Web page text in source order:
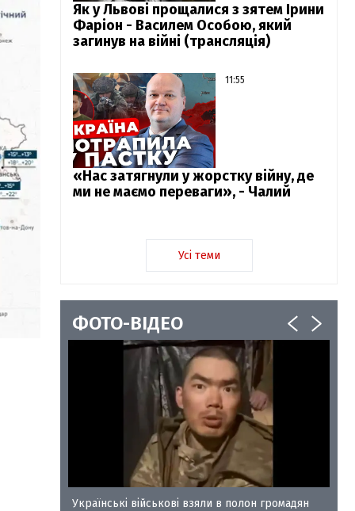
Як у Львові прощалися з зятем Ірини
Фаріон - Василем Особою, який
загинув на війні (трансляція)
11:55
«Нас затягнули у жорстку війну, де
ми не маємо переваги», - Чалий
Усі теми
ФОТО-ВІДЕО
Українські військові взяли в полон громадян